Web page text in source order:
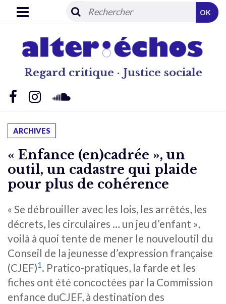
Regard critique · Justice sociale
OK
ARCHIVES
« Enfance (en)cadrée », un
outil, un cadastre qui plaide
pour plus de cohérence
« Se débrouiller avec les lois, les arrêtés, les
décrets, les circulaires … un jeu d’enfant »,
voilà à quoi tente de mener le nouveloutil du
Conseil de la jeunesse d’expression française
(CJEF)1. Pratico-pratiques, la farde et les
fiches ont été concoctées par la Commission
enfance duCJEF, à destination des